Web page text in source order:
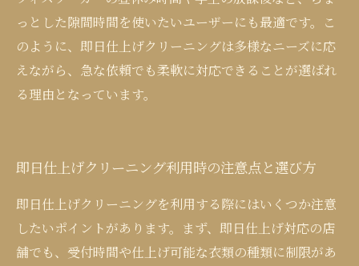
っとした隙間時間を使いたいユーザーにも最適です。こ
のように、即日仕上げクリーニングは多様なニーズに応
えながら、急な依頼でも柔軟に対応できることが選ばれ
る理由となっています。
即日仕上げクリーニング利用時の注意点と選び方
即日仕上げクリーニングを利用する際にはいくつか注意
したいポイントがあります。まず、即日仕上げ対応の店
舗でも、受付時間や仕上げ可能な衣類の種類に制限があ